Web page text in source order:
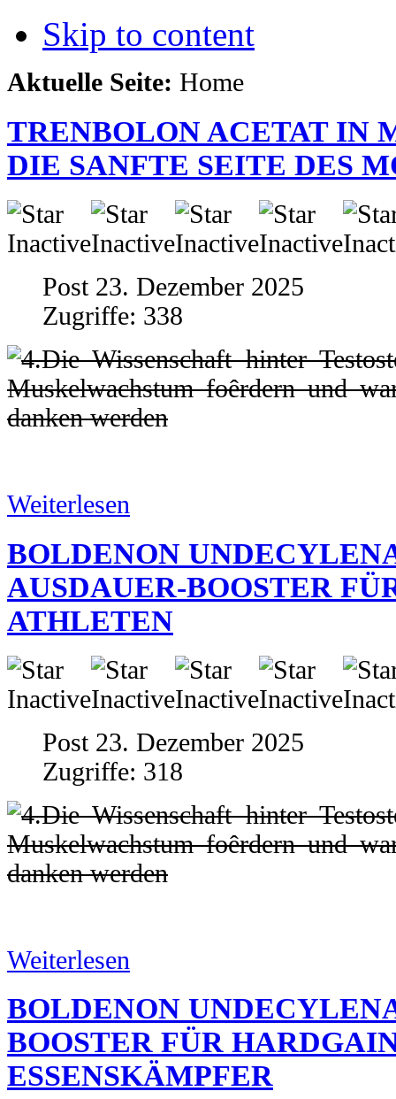
Skip to content
Aktuelle Seite: Home
TRENBOLON ACETAT IN
DIE SANFTE SEITE DES
Post 23. Dezember 2025
Zugriffe: 338
Weiterlesen
BOLDENON
AUSDAUER-BOOSTER
ATHLETEN
Post 23. Dezember 2025
Zugriffe: 318
Weiterlesen
BOLDENON
BOOSTER FÜR
ESSENSKÄMPFER